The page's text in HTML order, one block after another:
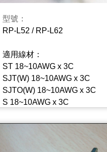
型號：
RP-L52 / RP-L62
適用線材：
ST 18~10AWG x 3C
SJT(W) 18~10AWG x 3C
SJTO(W) 18~10AWG x 3C
S 18~10AWG x 3C